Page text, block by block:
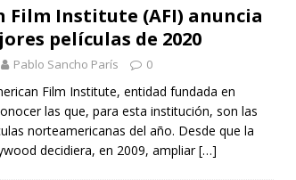
Film Institute (AFI) anuncia
películas de 2020
Pablo Sancho París 0
Film Institute, entidad fundada en
las que, para esta institución, son las
norteamericanas del año. Desde que la
decidiera, en 2009, ampliar[…]